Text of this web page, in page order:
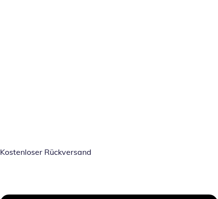
Kostenloser Rückversand